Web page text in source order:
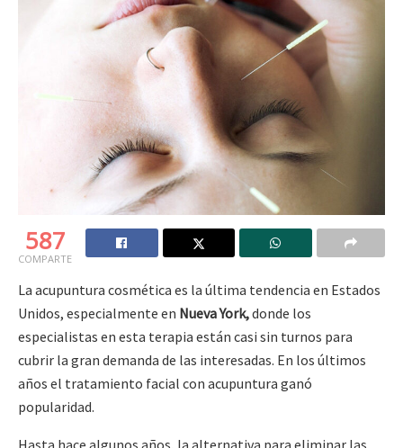
587
COMPARTE
La acupuntura cosmética es la última tendencia en Estados
Unidos, especialmente en Nueva York,donde los
especialistas en esta terapia están casi sin turnos para
cubrir la gran demanda de las interesadas. En los últimos
años el tratamiento facial con acupuntura ganó
popularidad.